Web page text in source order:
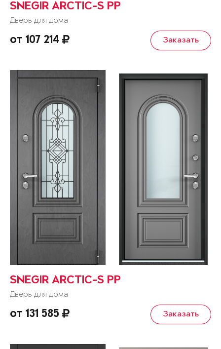
SNEGIR ARCTIC-S PP
Дверь для дома
от 107 214 Заказать
SNEGIR ARCTIC-S PP
Дверь для дома
от 131 585 Заказать